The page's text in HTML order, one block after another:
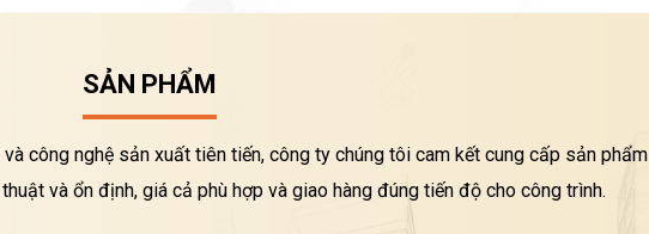
SẢN PHẨM
công nghệ sản xuất tiên tiến, công ty chúng tôi cam kết cung cấp sản phẩm
và ổn định, giá cả phù hợp và giao hàng đúng tiến độ cho công trình.